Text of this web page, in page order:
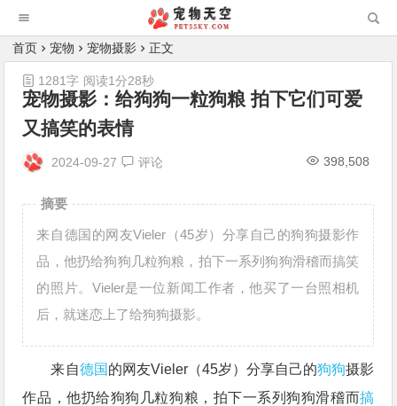
首页 宠物 宠物摄影 正文
宠物摄影：给狗狗一粒狗粮 拍下它们可爱
又搞笑的表情
2024-09-27 评论 398,508
1281字 阅读1分28秒
摘要
来自德国的网友Vieler（45岁）分享自己的狗狗摄影作
品，他扔给狗狗几粒狗粮，拍下一系列狗狗滑稽而搞笑
的照片。Vieler是一位新闻工作者，他买了一台照相机
后，就迷恋上了给狗狗摄影。
来自德国 的网友Vieler（45岁）分享自己的狗狗摄影
作品，他扔给狗狗几粒狗粮，拍下一系列狗狗滑稽而搞